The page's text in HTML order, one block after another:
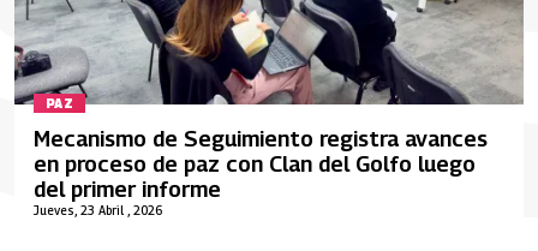
PAZ
Jueves, 23 Abril , 2026
Mecanismo de Seguimiento registra avances
en proceso de paz con Clan del Golfo luego
del primer informe